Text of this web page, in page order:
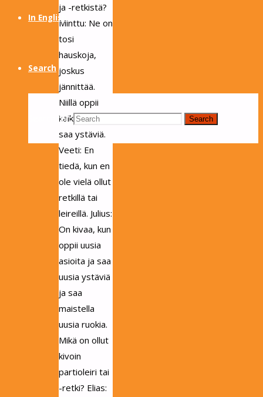
In English
Search
Search for: Search
ja -retkistä?
Minttu: Ne on
tosi
hauskoja,
joskus
jännittää.
Niillä oppii
kaikkea ja
saa ystäviä.
Veeti: En
tiedä, kun en
ole vielä ollut
retkillä tai
leireillä. Julius:
On kivaa, kun
oppii uusia
asioita ja saa
uusia ystäviä
ja saa
maistella
uusia ruokia.
Mikä on ollut
kivoin
partioleiri tai
-retki? Elias: